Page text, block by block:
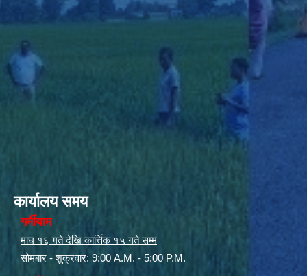
कार्यालय समय
गर्मीयाम
माघ १६ गते देखि कार्त्तिक १५ गते सम्म
सोमबार - शुक्रवार: 9:00 A.M. - 5:00 P.M.